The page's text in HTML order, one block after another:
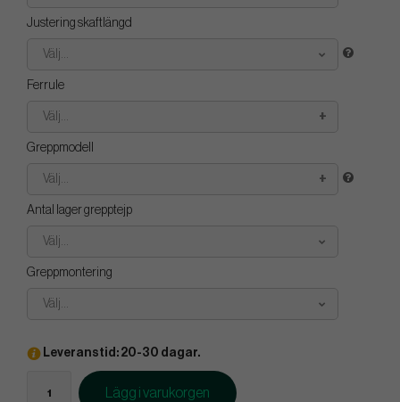
Justering skaftlängd
Välj...
Ferrule
Välj...
Greppmodell
Välj...
Antal lager grepptejp
Välj...
Greppmontering
Välj...
Leveranstid: 20-30 dagar.
Lägg i varukorgen